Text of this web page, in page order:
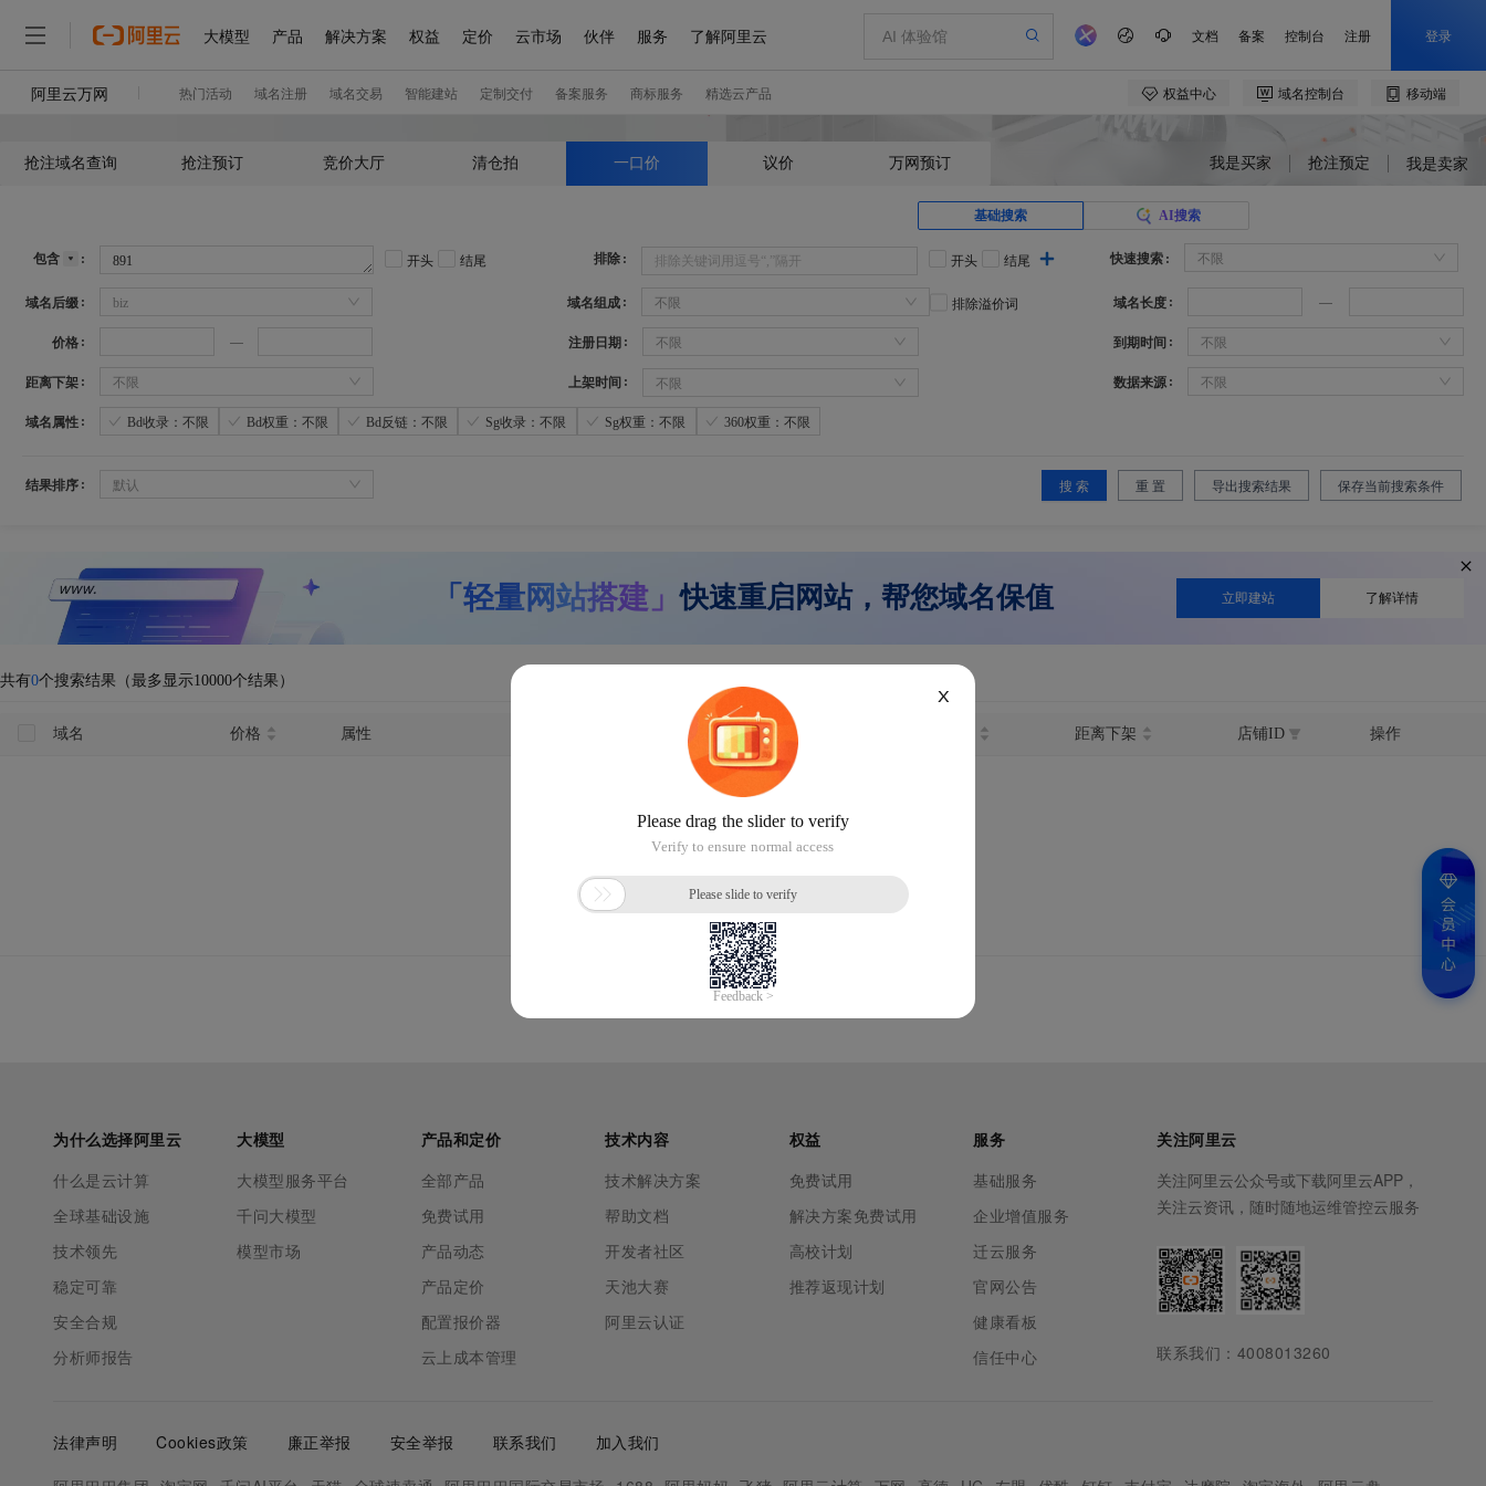
抢注域名查询 抢注预订 竞价大厅 清仓拍 一口价 议价 万网预订 我是买家 抢注预定 我是卖家
基础搜索 AI搜索
包含 开头 结尾 排除 开头 结尾 快速搜索 不限
域名后缀 biz 域名组成 不限 排除溢价词 域名长度
价格 注册日期 不限 到期时间 不限
距离下架 不限 上架时间 不限 数据来源 不限
域名属性 Bd收录：不限 Bd权重：不限 Bd反链：不限 Sg收录：不限 Sg权重：不限 360权重：不限
结果排序 默认 搜 索 重 置 导出搜索结果 保存当前搜索条件
「轻量网站搭建」快速重启网站，帮您域名保值 立即建站 了解详情
共有0个搜索结果（最多显示10000个结果）
域名 价格 属性 注册日期 距离下架 店铺ID 操作
没找到您想要的域名
重新搜索 或
域名回购 需求
X